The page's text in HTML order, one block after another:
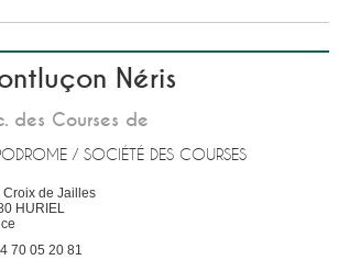
Néris
des Courses de
/ SOCIÉTÉ DES COURSES
Croix de Jailles
HURIEL
70 05 20 81